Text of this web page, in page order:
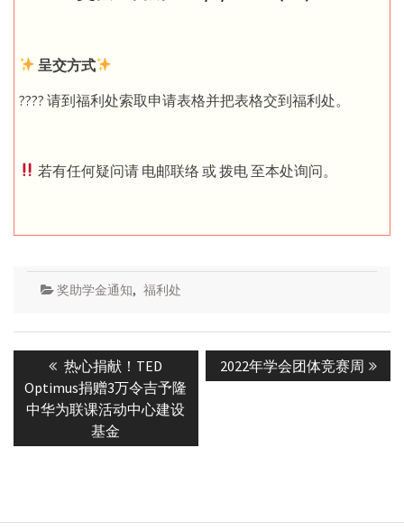
呈交方式
???? 请到福利处索取申请表格并把表格交到福利处。
若有任何疑问请 电邮联络 或 拨电 至本处询问。
奖助学金通知, 福利处
navigation
Previous
post:
热心捐献！TED
Optimus捐赠3万令吉予隆
中华为联课活动中心建设
基金
Next
post:
2022年学会团体竞赛周